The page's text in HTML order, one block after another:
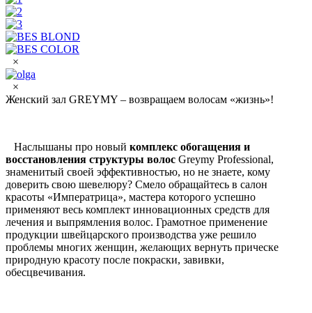
×
×
Женский зал GREYMY – возвращаем волосам «жизнь»!
Наслышаны про новый комплекс обогащения и
восстановления структуры волос Greymy Professional,
знаменитый своей эффективностью, но не знаете, кому
доверить свою шевелюру? Смело обращайтесь в салон
красоты «Императрица», мастера которого успешно
применяют весь комплект инновационных средств для
лечения и выпрямления волос. Грамотное применение
продукции швейцарского производства уже решило
проблемы многих женщин, желающих вернуть прическе
природную красоту после покраски, завивки,
обесцвечивания.